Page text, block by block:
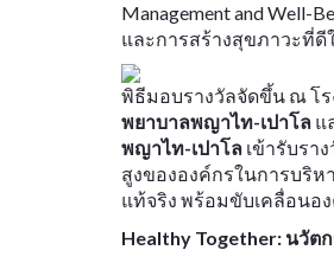
Management and Well-
และการสร้างสุขภาวะที่
พิธีมอบรางวัลจัดขึ้น ณ โร
พยาบาลพญาไท-เปาโล แ
พญาไท-เปาโล เข้ารับรา
สูงขององค์กรในการบริ
แท้จริง พร้อมขับเคลื่อนอ
Healthy Together: นวัต